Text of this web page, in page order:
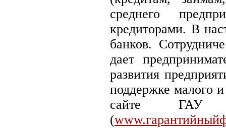
среднего
кредиторами. В
банков.
дает
развития
поддержке малого
сайте ГАУ
(